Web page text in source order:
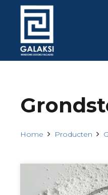
Home Producten